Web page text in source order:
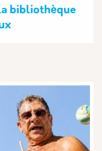
bibliothèque